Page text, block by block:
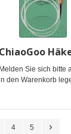
Melden Sie sich bitte
den Warenkorb
4 5